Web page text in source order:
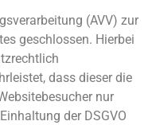
(AVV) zur
geschlossen. Hierbei
dass dieser die
nur
der DSGVO